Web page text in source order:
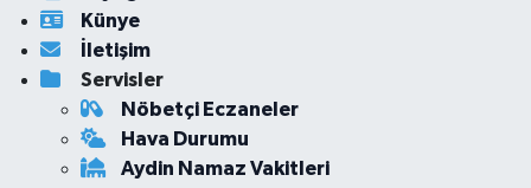
Künye
İletişim
Servisler
Nöbetçi Eczaneler
Hava Durumu
Aydin Namaz Vakitleri